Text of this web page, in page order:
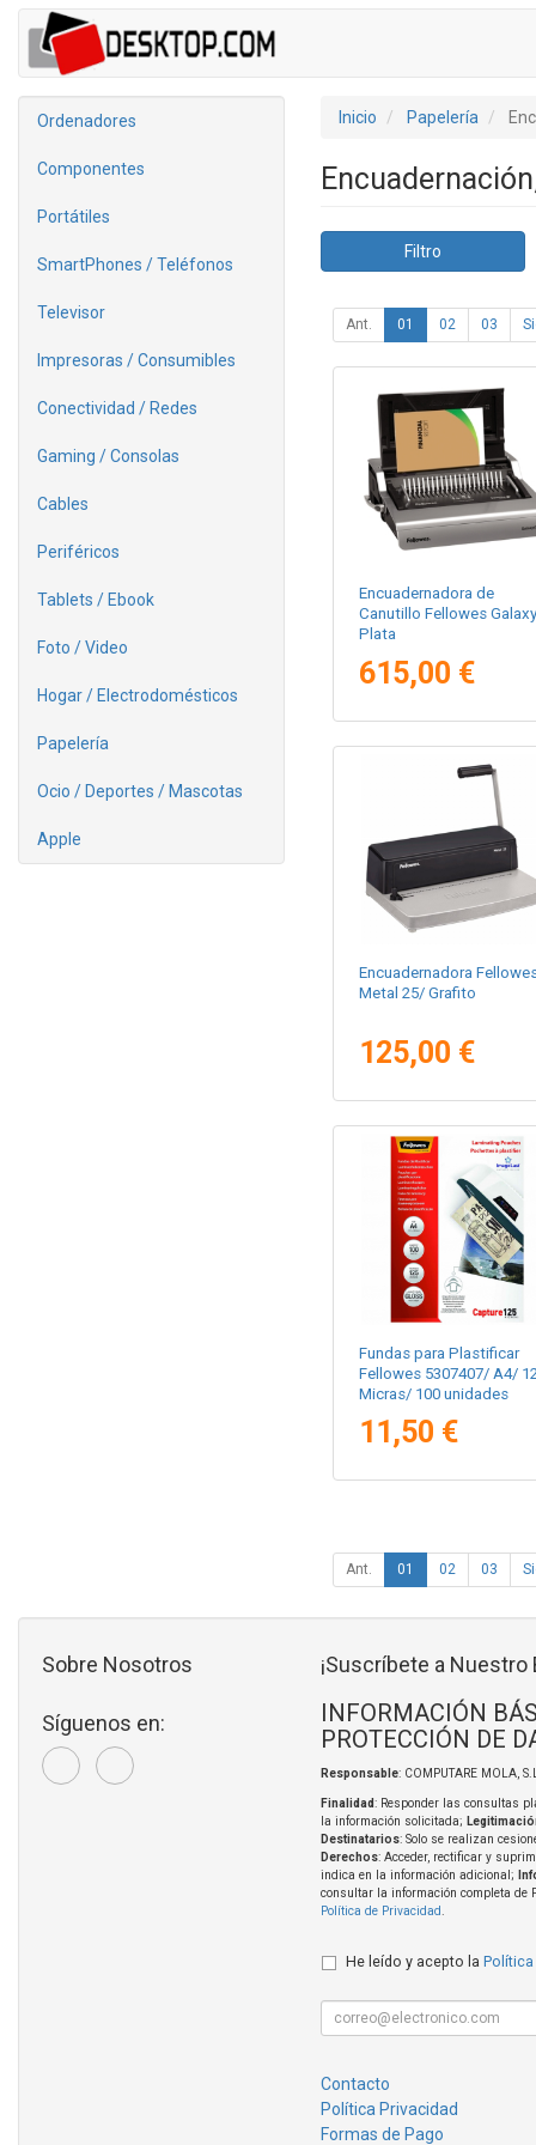
Ordenadores
Componentes
Portátiles
SmartPhones / Teléfonos
Televisor
Impresoras / Consumibles
Conectividad / Redes
Gaming / Consolas
Cables
Periféricos
Tablets / Ebook
Foto / Video
Hogar / Electrodomésticos
Papelería
Ocio / Deportes / Mascotas
Apple
Inicio Papelería
Filtro
Ant. 01 02 03
Encuadernadora de
Canutillo Fellowes
Plata
615,00 €
Encuadernadora
Metal 25/ Grafito
125,00 €
Fundas para Plastificar
Fellowes 5307407/ A4/
Micras/ 100 unidades
11,50 €
Ant. 01 02 03
Sobre Nosotros
Síguenos en:
¡Suscríbete a Nuestro
INFORMACIÓN
PROTECCIÓN DE
Responsable: COMPUTARE MOLA,
Finalidad: Responder las consultas
la información solicitada;
Destinatarios: Solo se realizan
Derechos: Acceder, rectificar y
indica en la información adicional;
consultar la información completa de
Política de Privacidad.
He leído y acepto la Política
Contacto
Política Privacidad
Formas de Pago